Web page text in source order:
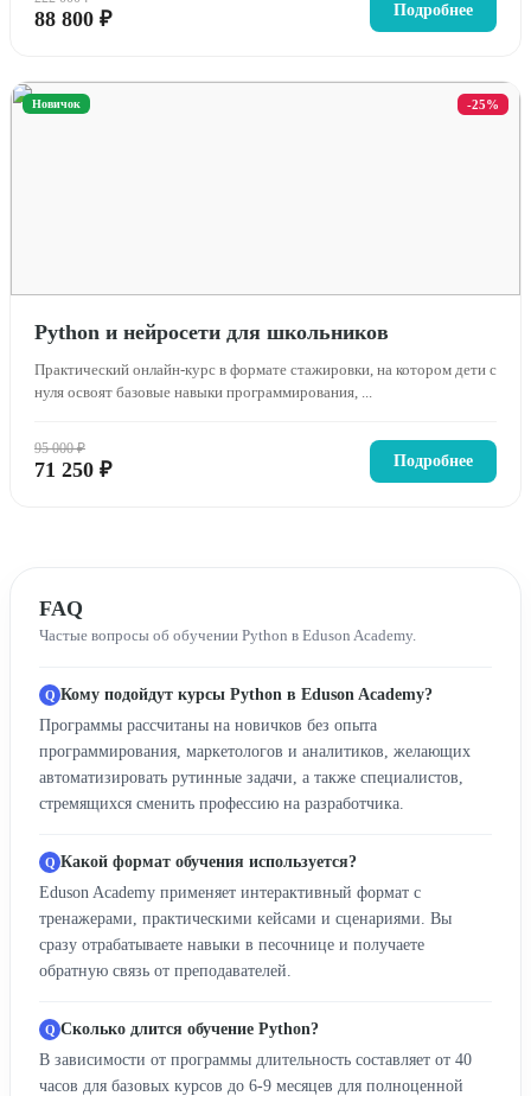
88 800 ₽ Подробнее
-25%
Новичок
Python и нейросети для школьников
Практический онлайн-курс в формате стажировки, на котором дети с
нуля освоят базовые навыки программирования, ...
95 000 ₽
71 250 ₽ Подробнее
FAQ
Частые вопросы об обучении Python в Eduson Academy.
Кому подойдут курсы Python в Eduson Academy?
Программы рассчитаны на новичков без опыта
программирования, маркетологов и аналитиков, желающих
автоматизировать рутинные задачи, а также специалистов,
стремящихся сменить профессию на разработчика.
Какой формат обучения используется?
Eduson Academy применяет интерактивный формат с
тренажерами, практическими кейсами и сценариями. Вы
сразу отрабатываете навыки в песочнице и получаете
обратную связь от преподавателей.
Сколько длится обучение Python?
В зависимости от программы длительность составляет от 40
часов для базовых курсов до 6-9 месяцев для полноценной